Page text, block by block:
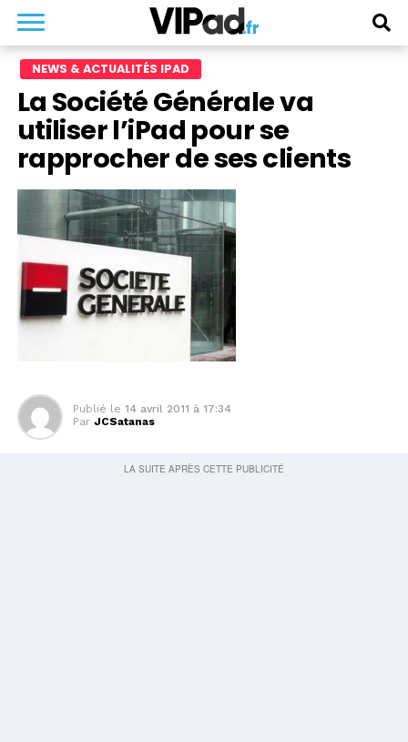
NEWS & ACTUALITÉS IPAD
La Société Générale va
utiliser l’iPad pour se
rapprocher de ses clients
Publié le 14 avril 2011 à 17:34
Par JCSatanas